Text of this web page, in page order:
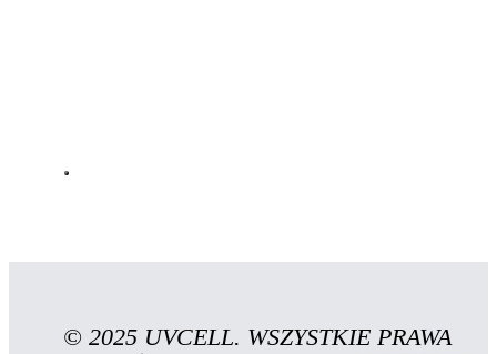
© 2025 UVCELL. WSZYSTKIE PRAWA